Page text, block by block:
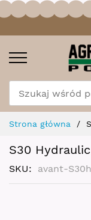
Przejdź
Strona główna
S30
SKU avant-